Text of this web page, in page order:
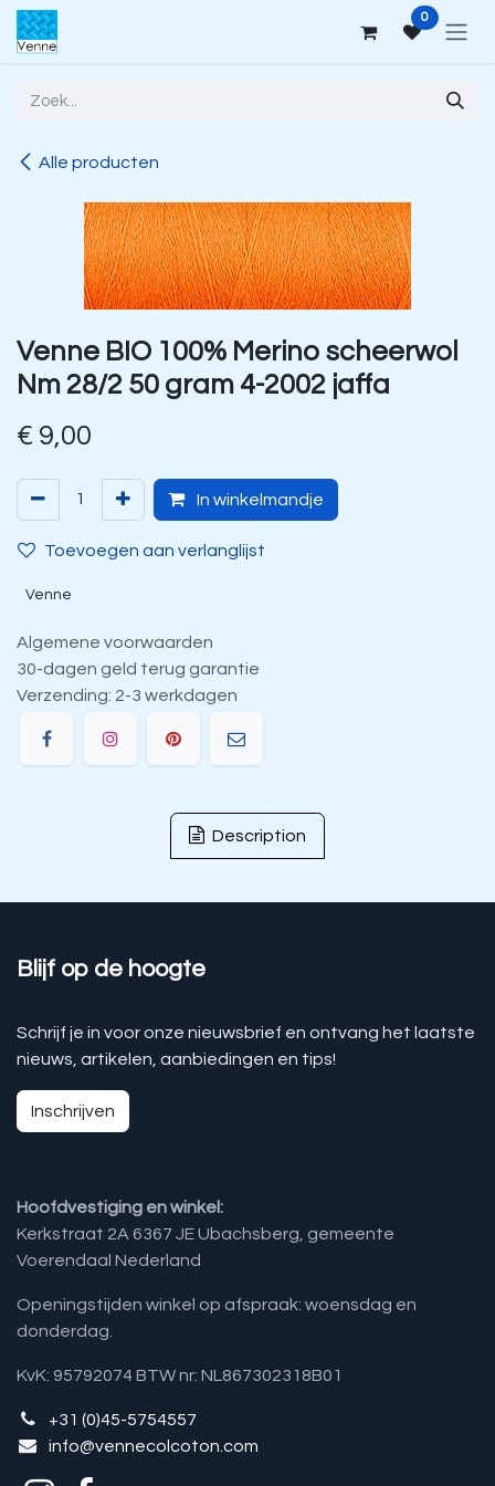
Overslaan naar inhoud 0
Alle producten
Venne BIO 100% Merino scheerwol
Nm 28/2 50 gram 4-2002 jaffa
€ 9,00
In winkelmandje
Toevoegen aan verlanglijst
Venne
Algemene voorwaarden
30-dagen geld terug garantie
Verzending: 2-3 werkdagen
Description
Blijf op de hoogte
Schrijf je in voor onze nieuwsbrief en ontvang het laatste
nieuws, artikelen, aanbiedingen en tips!
Inschrijven
Hoofdvestiging en winkel:
Kerkstraat 2A 6367 JE Ubachsberg, gemeente
Voerendaal Nederland
Openingstijden winkel op afspraak: woensdag en
donderdag.
KvK: 95792074 BTW nr: NL867302318B01
+31 (0)45-5754557
info@vennecolcoton.com